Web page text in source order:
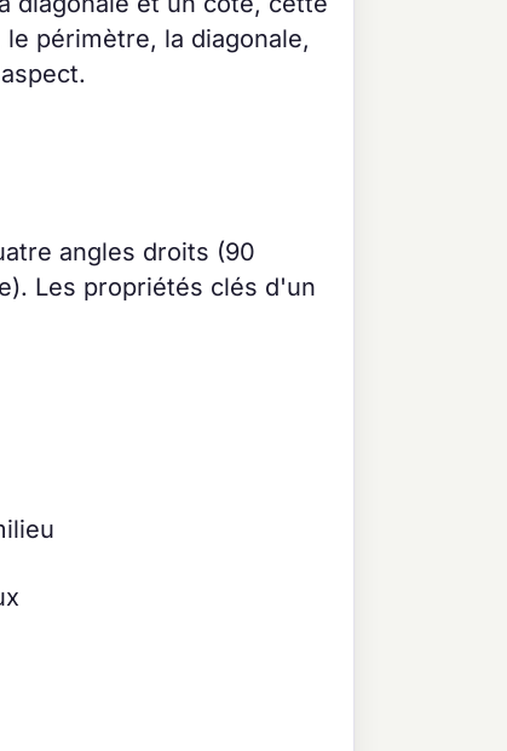
périmètre, la diagonale,
angles droits (90
Les propriétés clés d'un